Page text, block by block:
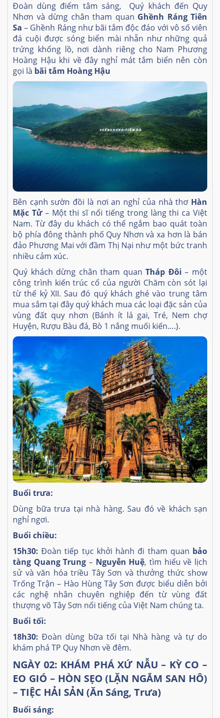
Đoàn dùng điểm tâm sáng, Quý khách đến Quy
Nhơn và dừng chân tham quan Ghềnh Ráng Tiên
Sa– Ghềnh Ráng như bãi tắm độc đáo với vô số viên
đá cuội được sóng biển mài nhẵn như những quả
trứng khổng lồ, nơi dành riêng cho Nam Phương
Hoàng Hậu khi về đây nghỉ mát tắm biển nên còn
gọi là bãi tắm Hoàng Hậu
Bên cạnh sườn đồi là nơi an nghỉ của nhà thơ Hàn
Mặc Tử– Một thi sĩ nổi tiếng trong làng thi ca Việt
Nam. Từ đây du khách có thể ngắm bao quát toàn
bộ phía đông thành phố Quy Nhơn và xa hơn là bán
đảo Phương Mai với đầm Thị Nại như một bức tranh
nhiều cảm xúc.
Quý khách dừng chân tham quanTháp Đôi– một
công trình kiến trúc cổ của người Chăm còn sót lại
từ thế kỷ XII. Sau đó quý khách ghé vào trung tâm
mua sắm tại đây quý khách mua các loại đặc sản của
vùng đất quy nhơn (Bánh ít lá gai, Tré, Nem chợ
Huyện, Rượu Bàu đá, Bò 1 nắng muối kiến….).
Buổi trưa:
Dùng bữa trưa tại nhà hàng. Sau đó về khách sạn
nghỉ ngơi.
Buổi chiều:
15h30: Đoàn tiếp tục khởi hành đi tham quan bảo
tàng Quang Trung – Nguyễn Huệ, tìm hiểu về lịch
sử và văn hóa triều Tây Sơn và thưởng thức show
Trống Trận – Hào Hùng Tây Sơn được biểu diễn bởi
các nghệ nhân chuyên nghiệp đến từ vùng đất
thượng võ Tây Sơn nổi tiếng của Việt Nam chúng ta.
Buổi tối:
18h30: Đoàn dùng bữa tối tại Nhà hàng và tự do
khám phá TP Quy Nhơn về đêm.
NGÀY 02: KHÁM PHÁ XỨ NẪU – KỲ CO –
EO GIÓ – HÒN SẸO (LẶN NGẮM SAN HÔ)
– TIỆC HẢI SẢN (Ăn Sáng, Trưa)
Buổi sáng: